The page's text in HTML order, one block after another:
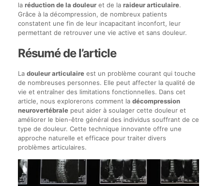
la réduction de la douleuret de la raideur articulaire.
Grâce à la décompression, de nombreux patients
constatent une fin de leur incapacitant inconfort, leur
permettant de retrouver une vie active et sans douleur.
Résumé de l’article
La douleur articulaireest un problème courant qui touche
de nombreuses personnes. Elle peut affecter la qualité de
vie et entraîner des limitations fonctionnelles. Dans cet
article, nous explorerons comment la décompression
neurovertébralepeut aider à soulager cette douleur et
améliorer le bien-être général des individus souffrant de ce
type de douleur. Cette technique innovante offre une
approche naturelle et efficace pour traiter divers
problèmes articulaires.